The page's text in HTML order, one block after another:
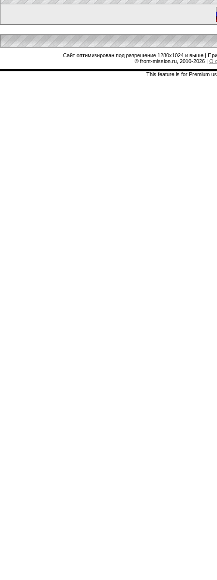
Сайт оптимизирован под разрешение 1280x1024 и выше |
© front-mission.ru, 2010-2026| О
This feature is for Premium